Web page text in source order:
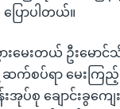
ောပါတယ်။
းမေးတယ် ဦးမော
ဆက်စပ်ရာ မေးက
စု ချောင်းခွကျေ